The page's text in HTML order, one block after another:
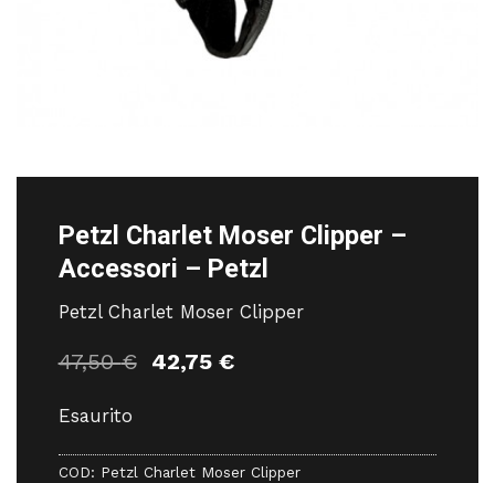
Petzl Charlet Moser Clipper –
Accessori – Petzl
Petzl Charlet Moser Clipper
47,50€ Il
47,50 €.
42,75 €Il
42,75 €.
Esaurito
COD: Petzl Charlet Moser Clipper